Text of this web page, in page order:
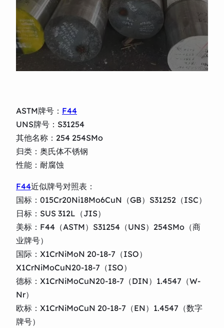
ASTM牌号： F44
UNS牌号：S31254
其他名称：254 254SMo
归类：奥氏体不锈钢
性能：耐腐蚀
F44近似牌号对照表：
国标：015Cr20Ni18Mo6CuN（GB）S31252（ISC）
日标：SUS 312L（JIS）
美标：F44（ASTM）S31254（UNS）254SMo（商
业牌号）
国际：X1CrNiMoN 20-18-7（ISO）
X1CrNiMoCuN20-18-7（ISO）
德标：X1CrNiMoCuN20-18-7（DIN）1.4547（W-
Nr）
欧标：X1CrNiMoCuN 20-18-7（EN）1.4547（数字
牌号）